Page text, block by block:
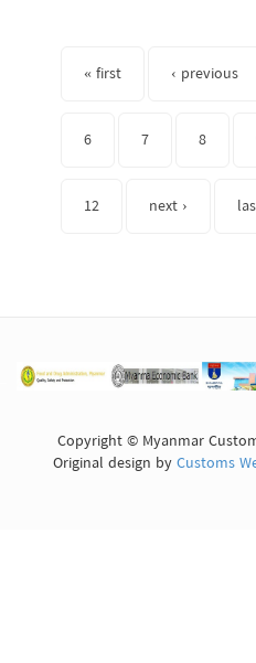
« first ‹ previous
6 7 8
12 next ›
Copyright © Myanmar
Original design byCustoms